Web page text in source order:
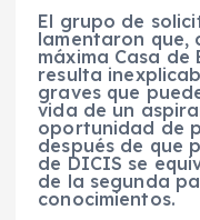
El grupo de
lamentaron que,
máxima Casa de
resulta
graves que
vida de un
oportunidad de
después de que
de DICIS se
de la segunda
conocimientos.